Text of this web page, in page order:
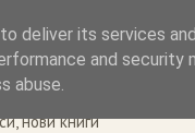
нови книги
deliver its services
and
abuse.